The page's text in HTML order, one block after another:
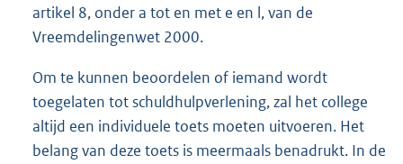
artikel 8, onder a tot en met e en l, van de
Vreemdelingenwet 2000.
Om te kunnen beoordelen of iemand wordt
toegelaten tot schuldhulpverlening, zal het college
altijd een individuele toets moeten uitvoeren. Het
belang van deze toets is meermaals benadrukt. In de